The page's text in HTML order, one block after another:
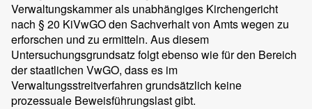
Verwaltungskammer als unabhängiges Kirchengericht
nach § 20 KiVwGO den Sachverhalt von Amts wegen zu
erforschen und zu ermitteln. Aus diesem
Untersuchungsgrundsatz folgt ebenso wie für den Bereich
der staatlichen VwGO, dass es im
Verwaltungsstreitverfahren grundsätzlich keine
prozessuale Beweisführungslast gibt.